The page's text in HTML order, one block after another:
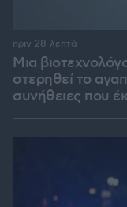
Μια
στερηθεί το
συνήθειες που
πριν 28 λεπτά